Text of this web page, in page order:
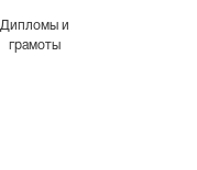
Дипломы и
грамоты